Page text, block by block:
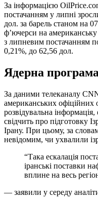
За інформацією
постачанням у липні
дол. за барель станом на
ф’ючерси на
з липневим постачанням
0,21%, до 62,56 дол.
Ядерна
За даними телеканалу
американських офіційних
розвідувальна
свідчить про підготовку
Ірану. При цьому, за
невідомим, чи ухвалили
“Така ескалація
іранські поставки
вплине на весь
— заявили у середу